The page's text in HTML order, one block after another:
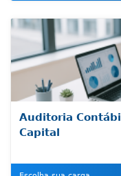
Auditoria
Capital